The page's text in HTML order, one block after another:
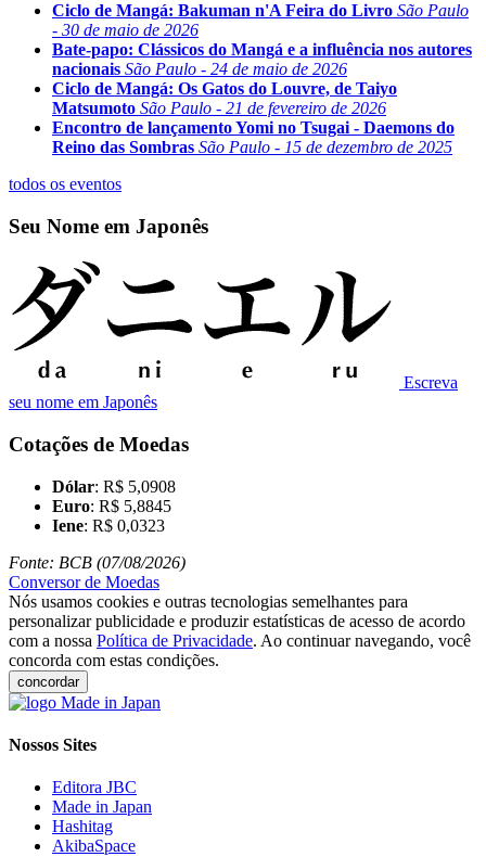
Ciclo de Mangá: Bakuman n'A Feira do Livro São Paulo
- 30 de maio de 2026
Bate-papo: Clássicos do Mangá e a influência nos autores
nacionais São Paulo - 24 de maio de 2026
Ciclo de Mangá: Os Gatos do Louvre, de Taiyo
Matsumoto São Paulo - 21 de fevereiro de 2026
Encontro de lançamento Yomi no Tsugai - Daemons do
Reino das Sombras São Paulo - 15 de dezembro de 2025
todos os eventos
Seu Nome em Japonês
Escreva
seu nome em Japonês
Cotações de Moedas
Dólar: R$ 5,0908
Euro: R$ 5,8845
Iene: R$ 0,0323
Fonte: BCB (07/08/2026)
Conversor de Moedas
Nós usamos cookies e outras tecnologias semelhantes para
personalizar publicidade e produzir estatísticas de acesso de acordo
com a nossa Política de Privacidade. Ao continuar navegando, você
concorda com estas condições.
concordar
Nossos Sites
Editora JBC
Made in Japan
Hashitag
AkibaSpace